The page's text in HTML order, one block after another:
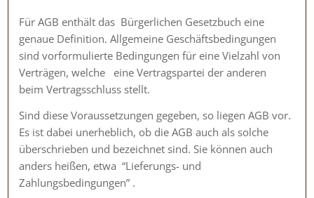
Für AGB enthält das Bürgerlichen Gesetzbuch eine
genaue Definition. Allgemeine Geschäftsbedingungen
sind vorformulierte Bedingungen für eine Vielzahl von
Verträgen, welche eine Vertragspartei der anderen
beim Vertragsschluss stellt.
Sind diese Voraussetzungen gegeben, so liegen AGB vor.
Es ist dabei unerheblich, ob die AGB auch als solche
überschrieben und bezeichnet sind. Sie können auch
anders heißen, etwa “Lieferungs- und
Zahlungsbedingungen” .